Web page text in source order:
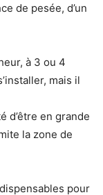
de pesée, d’un
à 3 ou 4
mais il
d’être en grande
la zone de
pour